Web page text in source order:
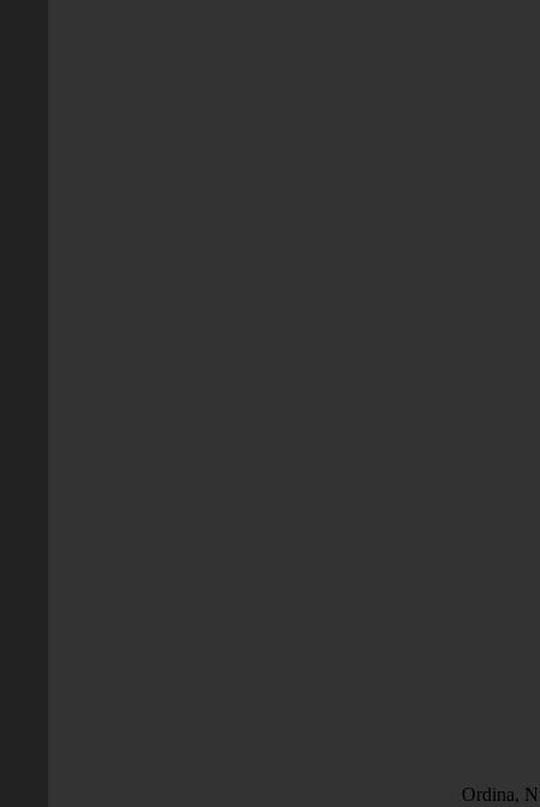
Ordina,